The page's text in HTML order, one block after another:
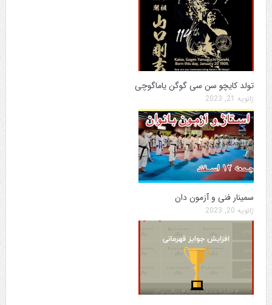
تولد کایچو سن سی گوگن یاماگوچی
ژانویه 21, 2023
سمینار فنی و آزمون دان
ژانویه 20, 2023